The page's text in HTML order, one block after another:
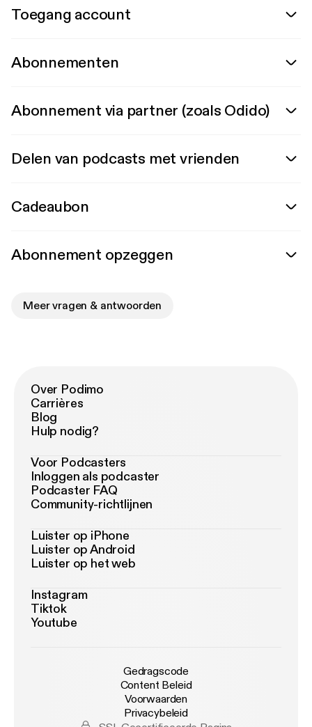
Toegang account
Abonnementen
Abonnement via partner (zoals Odido)
Delen van podcasts met vrienden
Cadeaubon
Abonnement opzeggen
Meer vragen & antwoorden
Over Podimo
Carrières
Blog
Hulp nodig?
Voor Podcasters
Inloggen als podcaster
Podcaster FAQ
Community-richtlijnen
Luister op iPhone
Luister op Android
Luister op het web
Instagram
Tiktok
Youtube
Gedragscode
Content Beleid
Voorwaarden
Privacybeleid